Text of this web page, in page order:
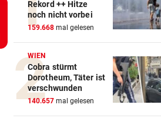
Rekord ++ Hitze
noch nicht vorbei
159.668 mal gelesen
WIEN
Cobra stürmt
Dorotheum, Täter ist
verschwunden
140.657 mal gelesen